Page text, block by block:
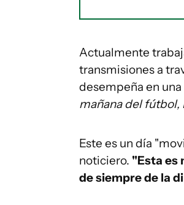
Actualmente
transmisiones a
desempeña en
mañana del
Este es un día
noticiero. "Esta es
de siempre de la